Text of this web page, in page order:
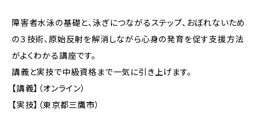
障害者水泳の基礎と、泳ぎにつながるステップ、おぼれないため
の３技術、原始反射を解消しながら心身の発育を促す支援方法
がよくわかる講座です。
講義と実技で中級資格まで一気に引き上げます。
【講義】（オンライン）
【実技】（東京都三鷹市）